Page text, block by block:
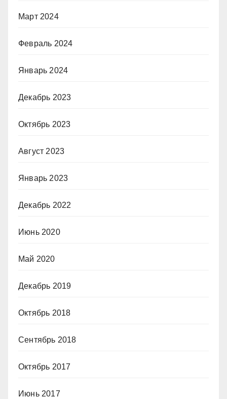
Март 2024
Февраль 2024
Январь 2024
Декабрь 2023
Октябрь 2023
Август 2023
Январь 2023
Декабрь 2022
Июнь 2020
Май 2020
Декабрь 2019
Октябрь 2018
Сентябрь 2018
Октябрь 2017
Июнь 2017